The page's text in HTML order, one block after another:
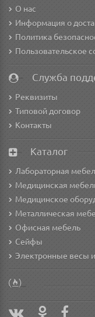
О нас
Информация о
Политика
Пользовательское
Служба
Реквизиты
Типовой договор
Контакты
Каталог
Лабораторная
Медицинская
Медицинское
Металлическая
Офисная мебель
Сейфы
Электронные весы